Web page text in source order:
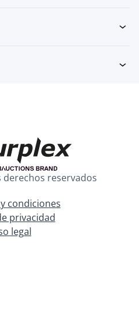
derechos reservados
condiciones
privacidad
legal